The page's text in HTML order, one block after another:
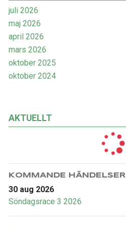
juli 2026
maj 2026
april 2026
mars 2026
oktober 2025
oktober 2024
AKTUELLT
KOMMANDE HÄNDELSER
30 aug 2026
Söndagsrace 3 2026